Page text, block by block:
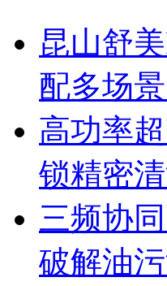
昆山舒
配多场
高功率
锁精密
三频协
破解油